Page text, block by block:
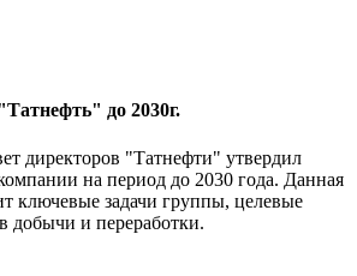
до 2030г.
директоров "Татнефти" утвердил
на период до 2030 года. Данная
ключевые задачи группы, целевые
добычи и переработки.